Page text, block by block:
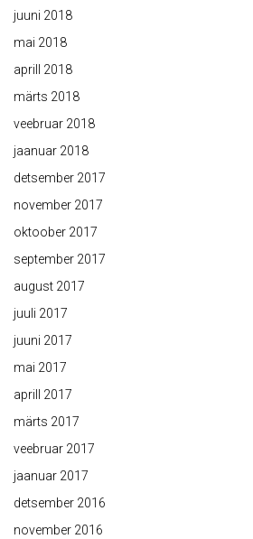
juuni 2018
mai 2018
aprill 2018
märts 2018
veebruar 2018
jaanuar 2018
detsember 2017
november 2017
oktoober 2017
september 2017
august 2017
juuli 2017
juuni 2017
mai 2017
aprill 2017
märts 2017
veebruar 2017
jaanuar 2017
detsember 2016
november 2016